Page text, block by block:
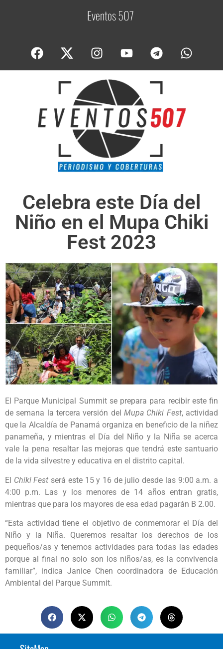
Eventos 507C
Celebra este Día del
Niño en el Mupa Chiki
Fest 2023
El Parque Municipal Summit se prepara para recibir este fin
de semana la tercera versión del Mupa Chiki Fest, actividad
que la Alcaldía de Panamá organiza en beneficio de la niñez
panameña, y mientras el Día del Niño y la Niña se acerca
vale la pena resaltar las mejoras que tendrá este santuario
de la vida silvestre y educativa en el distrito capital.
El Chiki Fest será este 15 y 16 de julio desde las 9:00 a.m. a
4:00 p.m. Las y los menores de 14 años entran gratis,
mientras que para los mayores de esa edad pagarán B 2.00.
“Esta actividad tiene el objetivo de conmemorar el Día del
Niño y la Niña. Queremos resaltar los derechos de los
pequeños/as y tenemos actividades para todas las edades
porque al final no solo son los niños/as, es la convivencia
familiar”, indica Janice Chen coordinadora de Educación
Ambiental del Parque Summit.